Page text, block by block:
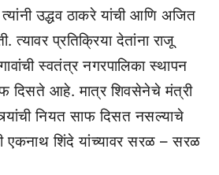
उद्धव ठाकरे यांची आणि अजित
त्यावर प्रतिक्रिया देतांना राजू
स्वतंत्र नगरपालिका स्थापन
दिसते आहे. मात्र शिवसेनेचे मंत्री
नियत साफ दिसत नसल्याचे
एकनाथ शिंदे यांच्यावर सरळ – सरळ